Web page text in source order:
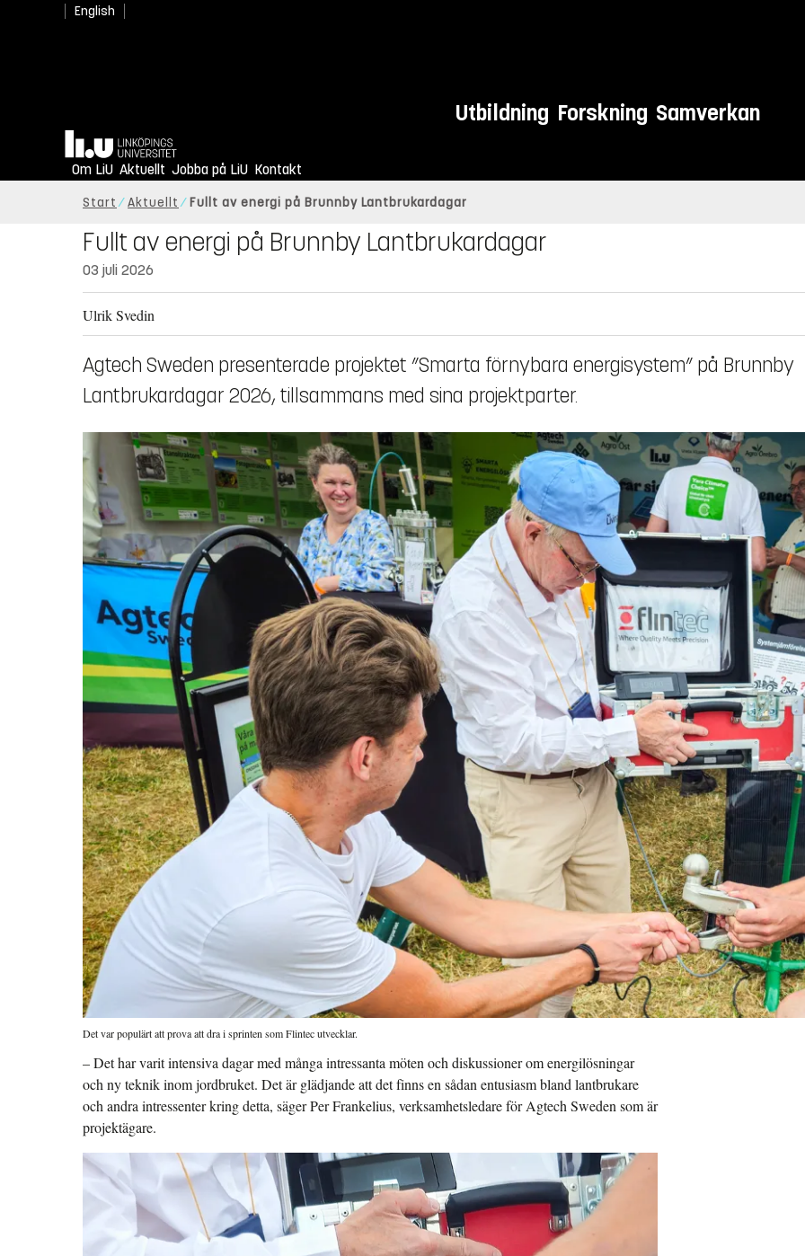
English
Utbildning Forskning Samverkan
Hem
Om LiU Aktuellt Jobba på LiU Kontakt
Start Aktuellt Fullt av energi på Brunnby Lantbrukardagar
Fullt av energi på Brunnby Lantbrukardagar
03 juli 2026
Ulrik Svedin
Agtech Sweden presenterade projektet ”Smarta förnybara energisystem” på Brunnby
Lantbrukardagar 2026, tillsammans med sina projektparter.
Det var populärt att prova att dra i sprinten som Flintec utvecklar.
– Det har varit intensiva dagar med många intressanta möten och diskussioner om energilösningar
och ny teknik inom jordbruket. Det är glädjande att det finns en sådan entusiasm bland lantbrukare
och andra intressenter kring detta, säger Per Frankelius, verksamhetsledare för Agtech Sweden som är
projektägare.